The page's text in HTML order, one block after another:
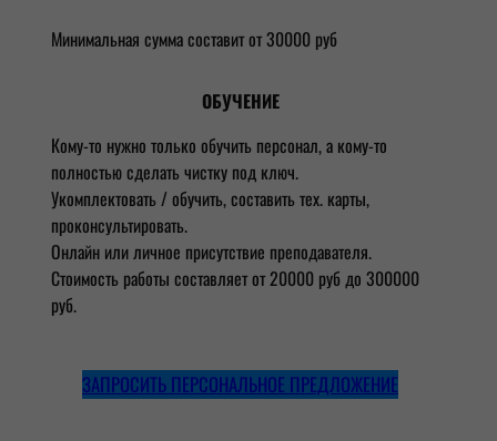
Минимальная сумма составит от 30000 руб
ОБУЧЕНИЕ
Кому-то нужно только обучить персонал, а кому-то
полностью сделать чистку под ключ.
Укомплектовать / обучить, составить тех. карты,
проконсультировать.
Онлайн или личное присутствие преподавателя.
Стоимость работы составляет от 20000 руб до 300000
руб.
ЗАПРОСИТЬ ПЕРСОНАЛЬНОЕ ПРЕДЛОЖЕНИЕ